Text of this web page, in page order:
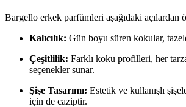
Bargello erkek parfümleri aşağıdaki açılardan
Kalıcılık: Gün boyu süren kokular,
Çeşitlilik: Farklı koku profilleri, her
seçenekler sunar.
Şişe Tasarımı: Estetik ve kullanışlı
için de caziptir.